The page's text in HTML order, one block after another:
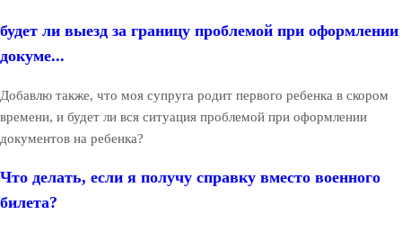
будет ли выезд за границу проблемой при оформлении
докуме...
Добавлю также, что моя супруга родит первого ребенка в скором
времени, и будет ли вся ситуация проблемой при оформлении
документов на ребенка?
Что делать, если я получу справку вместо военного
билета?